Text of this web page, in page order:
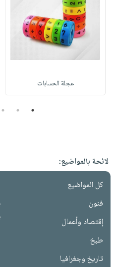
عجلة الحسابات
1
2
3
لائحة بالمواضيع:
كل المواضيع
فنون
إقتصاد وأعمال
طبخ
تاريخ وجغرافيا